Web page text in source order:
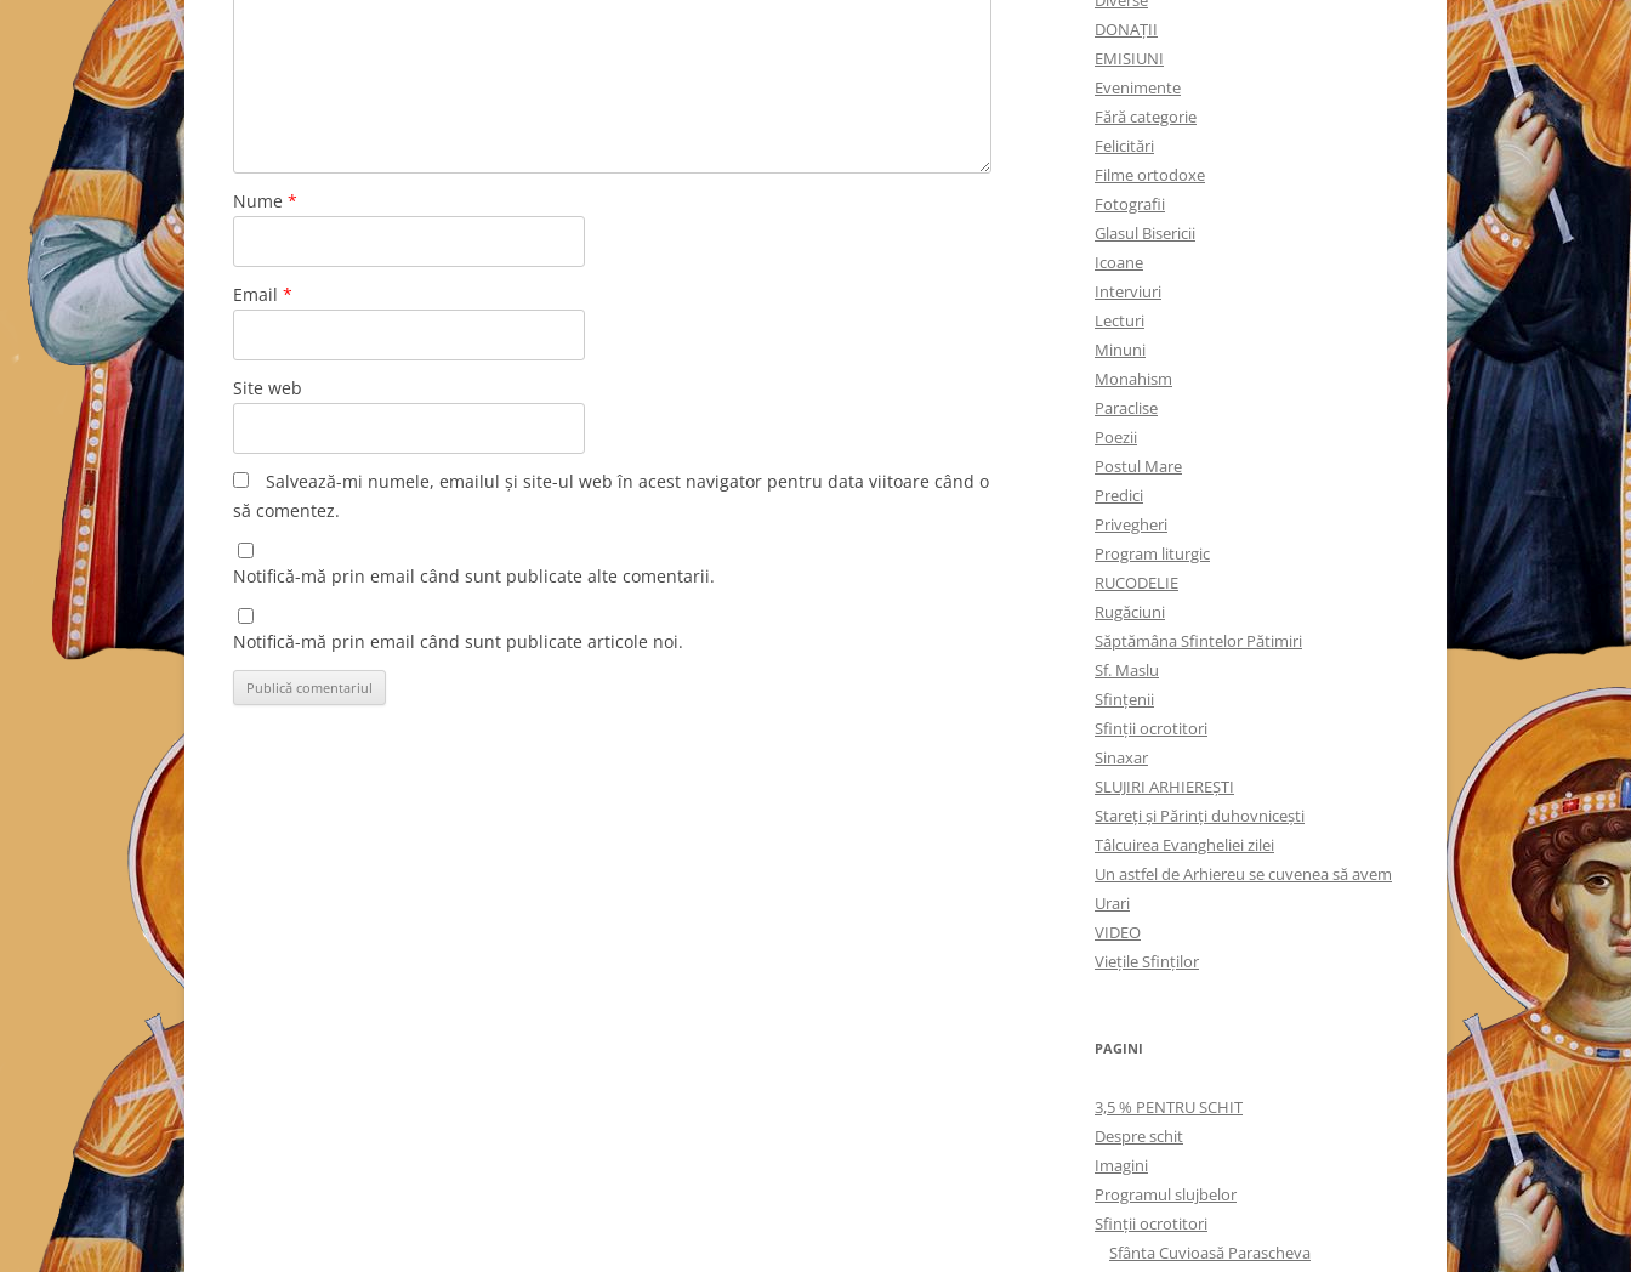
Nume *
Email *
Site web
Salvează-mi numele, emailul și site-ul web în acest navigator pentru data viitoare când o
să comentez.
Notifică-mă prin email când sunt publicate alte comentarii.
Notifică-mă prin email când sunt publicate articole noi.
DONAȚII
EMISIUNI
Evenimente
Fără categorie
Felicitări
Filme ortodoxe
Fotografii
Glasul Bisericii
Icoane
Interviuri
Lecturi
Minuni
Monahism
Paraclise
Poezii
Postul Mare
Predici
Privegheri
Program liturgic
RUCODELIE
Rugăciuni
Săptămâna Sfintelor Pătimiri
Sf. Maslu
Sfințenii
Sfinții ocrotitori
Sinaxar
SLUJIRI ARHIEREȘTI
Stareți și Părinți duhovnicești
Tâlcuirea Evangheliei zilei
Un astfel de Arhiereu se cuvenea să avem
Urari
VIDEO
Viețile Sfinților
PAGINI
3,5 % PENTRU SCHIT
Despre schit
Imagini
Programul slujbelor
Sfinţii ocrotitori
Sfânta Cuvioasă Parascheva